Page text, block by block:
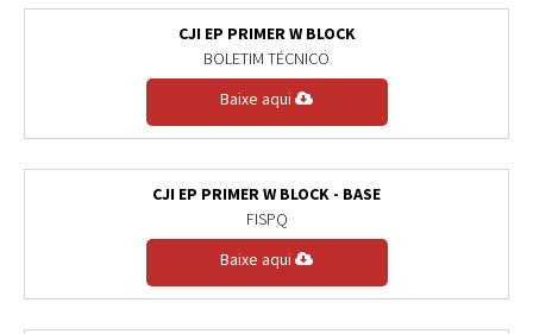
CJI EP PRIMER W BLOCK
BOLETIM TÉCNICO
Baixe aqui
CJI EP PRIMER W BLOCK - BASE
FISPQ
Baixe aqui